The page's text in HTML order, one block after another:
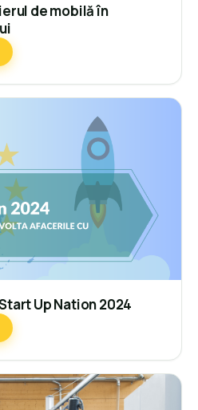
de mobilă în
Up Nation 2024